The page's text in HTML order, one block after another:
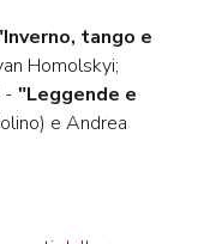
tango e
Homolskyi;
- "Leggende e
e Andrea